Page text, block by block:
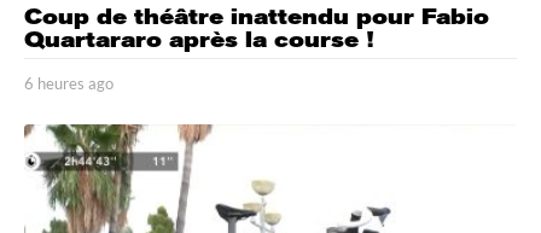
Coup de théâtre inattendu pour Fabio
Quartararo après la course !
6 heures ago
e
u
r
e
s